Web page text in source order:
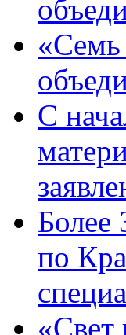
«Семь
С
Более
по